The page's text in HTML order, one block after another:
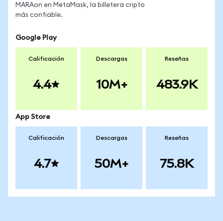
MARAon en MetaMask, la billetera cripto
más confiable.
Google Play
Calificación
4.4
Descargas
10M+
Reseñas
483.9K
App Store
Calificación
4.7
Descargas
50M+
Reseñas
75.8K